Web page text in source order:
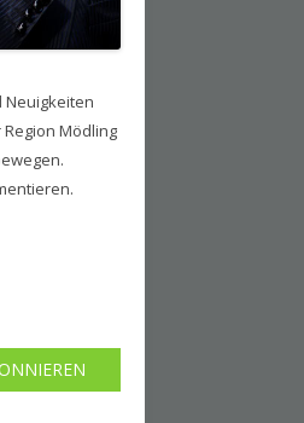
Neuigkeiten
Mödling